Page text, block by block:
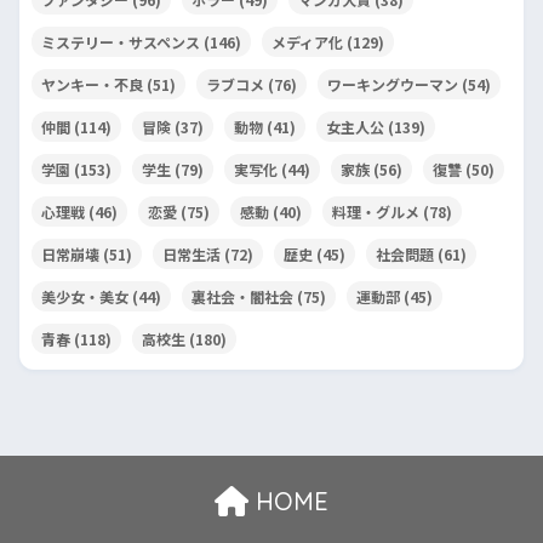
ミステリー・サスペンス (146) メディア化 (129)
ヤンキー・不良 (51) ラブコメ (76) ワーキングウーマン (54)
仲間 (114) 冒険 (37) 動物 (41) 女主人公 (139)
学園 (153) 学生 (79) 実写化 (44) 家族 (56) 復讐 (50)
心理戦 (46) 恋愛 (75) 感動 (40) 料理・グルメ (78)
日常崩壊 (51) 日常生活 (72) 歴史 (45) 社会問題 (61)
美少女・美女 (44) 裏社会・闇社会 (75) 運動部 (45)
青春 (118) 高校生 (180)
HOME